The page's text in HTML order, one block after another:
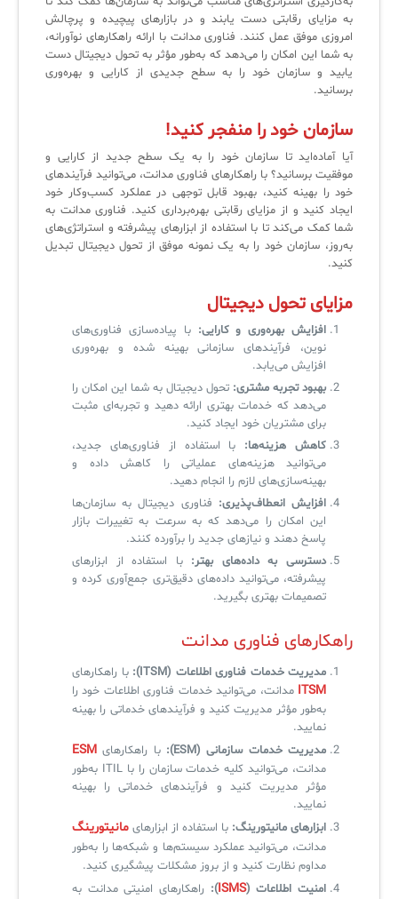
به مزایای رقابتی دست یابند و در بازارهای پیچیده و پرچالش
امروزی موفق عمل کنند. فناوری مدانت با ارائه راهکارهای نوآورانه،
به شما این امکان را می‌دهد که به‌طور مؤثر به تحول دیجیتال دست
یابید و سازمان خود را به سطح جدیدی از کارایی و بهره‌وری
برسانید.
سازمان خود را منفجر کنید!
آیا آماده‌اید تا سازمان خود را به یک سطح جدید از کارایی و
موفقیت برسانید؟ با راهکارهای فناوری مدانت، می‌توانید فرآیندهای
خود را بهینه کنید، بهبود قابل توجهی در عملکرد کسب‌وکار خود
ایجاد کنید و از مزایای رقابتی بهره‌برداری کنید. فناوری مدانت به
شما کمک می‌کند تا با استفاده از ابزارهای پیشرفته و استراتژی‌های
به‌روز، سازمان خود را به یک نمونه موفق از تحول دیجیتال تبدیل
کنید.
مزایای تحول دیجیتال
افزایش بهره‌وری و کارایی: با پیاده‌سازی فناوری‌های
نوین، فرآیندهای سازمانی بهینه شده و بهره‌وری
افزایش می‌یابد.
بهبود تجربه مشتری: تحول دیجیتال به شما این امکان را
می‌دهد که خدمات بهتری ارائه دهید و تجربه‌ای مثبت
برای مشتریان خود ایجاد کنید.
کاهش هزینه‌ها: با استفاده از فناوری‌های جدید،
می‌توانید هزینه‌های عملیاتی را کاهش داده و
بهینه‌سازی‌های لازم را انجام دهید.
افزایش انعطاف‌پذیری: فناوری دیجیتال به سازمان‌ها
این امکان را می‌دهد که به سرعت به تغییرات بازار
پاسخ دهند و نیازهای جدید را برآورده کنند.
دسترسی به داده‌های بهتر: با استفاده از ابزارهای
پیشرفته، می‌توانید داده‌های دقیق‌تری جمع‌آوری کرده و
تصمیمات بهتری بگیرید.
راهکارهای فناوری مدانت
مدیریت خدمات فناوری اطلاعات (ITSM): با راهکارهای
ITSM مدانت، می‌توانید خدمات فناوری اطلاعات خود را
به‌طور مؤثر مدیریت کنید و فرآیندهای خدماتی را بهینه
نمایید.
مدیریت خدمات سازمانی (ESM):
با راهکارهای ESM
مدانت، می‌توانید کلیه خدمات سازمان را با ITIL به‌طور
مؤثر مدیریت کنید و فرآیندهای خدماتی را بهینه
نمایید.
ابزارهای مانیتورینگ: با استفاده از ابزارهای مانیتورینگ
مدانت، می‌توانید عملکرد سیستم‌ها و شبکه‌ها را به‌طور
مداوم نظارت کنید و از بروز مشکلات پیشگیری کنید.
امنیت اطلاعات (ISMS
): راهکارهای امنیتی مدانت به
✦
مدیریت خدمات سازمانی
سرویس دسک پلاس MSP
اندپوینت سنترال [سامانه مدیریت نقاط پایانی]
AD360
◆
برنامه‌ساز هوشمند App Creator
سیستم هوشمند مدیریت فروش و فاکتور
سامانه مدیریت امنیت اطلاعات
سلف سرویس کاربران
سامانه مدیریت دارایی‌ها [Asset Explorer]
سامانه مدیریت پشتیبانی مشتریان
◉
ManageEngine Malware Protection Plus
سامانه مدیریت دسترسی ممتاز
سامانه مدیریت و مانیتورینگ شبکه
سامانه آزمون آنلاین
✦
مدیریت خدمات منابع انسانی
CIs Control
مجموعه راهکارهای آیناک
✦
آموزش سیستم مدیریت خدمات فناوری اطلاعات
نکته‌های کلیدی برای مدیر انفورماتیک
آموزش‌ ویدیویی مفاهیم سرویس دسک
ITIL & SDP
◆
چارچوب ITIL برای همه
فلافلی_فناوری
آرشیو دانلودهای مدانت
لیست دوره‌ها
مقالات آموزشی